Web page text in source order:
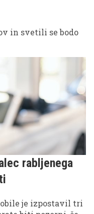
in svetili se bodo
rabljenega
je izpostavil tri